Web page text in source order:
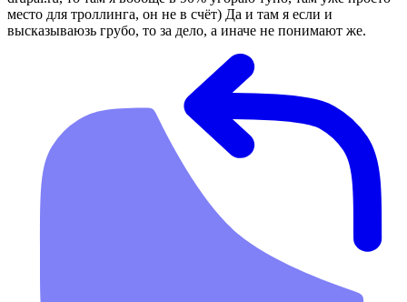
место для троллинга, он не в счёт) Да и там я если и
высказываюзь грубо, то за дело, а иначе не понимают же.